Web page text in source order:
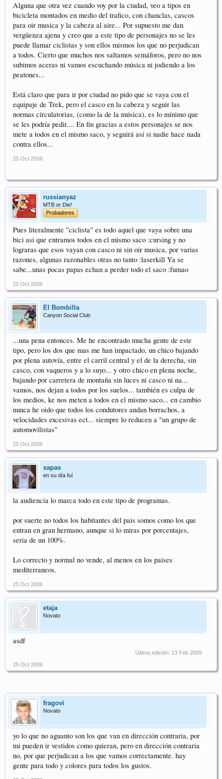
Alguna que otra vez cuando voy por la ciudad, veo a tipos en
bicicleta montados en medio del trafico, con chanclas, cascos
para oir musica y la cabeza al aire... Por supuesto me dan
vergüenza ajena y creo que a este tipo de personajes no se les
puede llamar ciclistas y son ellos mismos los que no perjudican
a todos. Cierto que muchos nos saltamos semáforos, pero no nos
subimos aceras ni vamos escuchando música ni jodiendo a los
peatones...
Está claro que para ir por ciudad no pido que se vaya con el
equipaje de Trek, pero el casco en la cabeza y seguir las
normas circulatorias, (como la de la música), es lo mínimo que
se les podría pedir.... En fin gracias a estos personajes se nos
mete a todos en el mismo saco, y seguirá así si nadie hace nada
contra ellos...
25 Oct 2006
russianyaz
MTB or Die!
Probadores
Pues literalmente "ciclista" es todo aquel que vaya sobre una
bici asi que entramos todos en el mismo saco :cursing y no
lograras que esos vayan con casco ni sin oir musica, por varias
razones, algunas razonables otras no tanto :laserkill Ya se
sabe...unas pocas papas echan a perder todo el saco :fumao
25 Oct 2006
El Bombilla
Canyon Social Club
...una pena entonces. Me he encontrado mucha gente de este
tipo, pero los dos que mas me han impactado, un chico bajando
por plena autovía, entre el carril central y el de la derecha, sin
casco, con vaqueros y a lo suyo... y otro chico en plena noche,
bajando por carretera de montaña sin luces ni casco ni na...
vamos, nos dejan a todos por los suelos... también es culpa de
los medios, ke nos meten a todos en el mismo saco... en cambio
nunca he oido que todos los condutores andan borrachos, a
velocidades excesivas ect... siempre lo reducen a "un grupo de
automovilistas"
25 Oct 2006
xapas
en su día fuí
la audiencia lo marca todo en este tipo de programas.
por suerte no todos los habitantes del pais somos como los que
entran en gran hermano, aunque si lo miras por porcentajes,
seria de un 100%.
Lo correcto y normal no vende, al menos en los paises
mediterraneos.
25 Oct 2006
etaja
Novato
asdf
Última edición: 13 Feb 2009
25 Oct 2006
fragovi
Novato
yo lo que no aguanto son los que van en dirección contraria, por
mi pueden ir vestidos como quieran, pero en dirección contraria
no, por que perjudican a los que vamos correctamente. hay
gente para todo y colores para todos los gustos.